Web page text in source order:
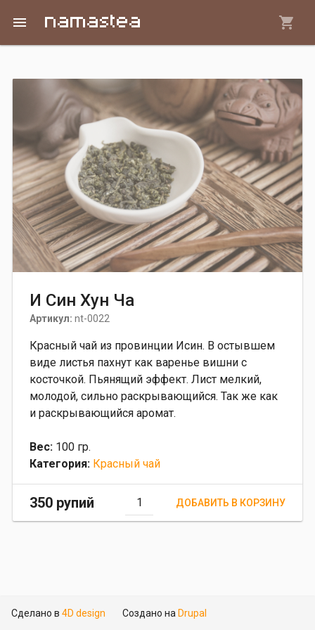
menu
Вы здесь
И Син Хун Ча
Артикул: nt-0022
Красный чай из провинции Исин. В остывшем
виде листья пахнут как варенье вишни с
косточкой. Пьянящий эффект. Лист мелкий,
молодой, сильно раскрывающийся. Так же как
и раскрывающийся аромат.
Вес: 100 гр.
Категория: Красный чай
350 рупий
Сделано в 4D design Создано на Drupal